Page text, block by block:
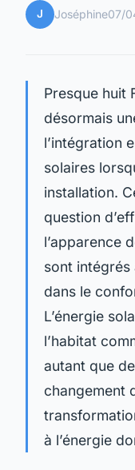
J Joséphine07/
Presque huit
désormais
l’intégration
solaires
installation.
question
l’apparence
sont
dans le
L’énergie
l’habitat
autant que
changement
à l’énergie